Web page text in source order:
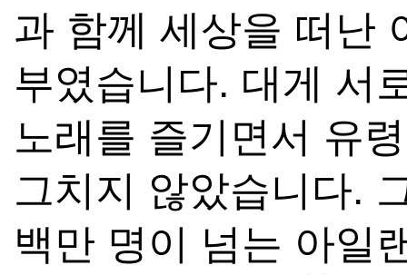
과 함께 세상을 떠난
부였습니다. 대게 서
노래를 즐기면서 유
그치지 않았습니다.
백만 명이 넘는 아일